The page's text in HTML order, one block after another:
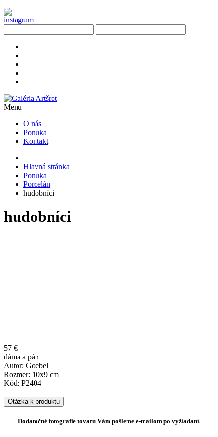
Menu
O nás
Ponuka
Kontakt
Hlavná stránka
Ponuka
Porcelán
hudobníci
hudobníci
57 €
dáma a pán
Autor: Goebel
Rozmer: 10x9 cm
Kód: P2404
Otázka k produktu
Dodatočné fotografie tovaru Vám pošleme e-mailom po vyžiadaní.